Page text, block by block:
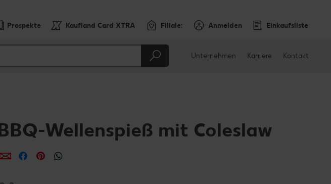
Prospekte Kaufland Card XTRA Filiale: Anmelden Einkaufsliste
Unternehmen Karriere Kontakt
Wellenspieß mit Coleslaw
per E-Mail teilen
per Facebook teilen
per Pinterest teilen